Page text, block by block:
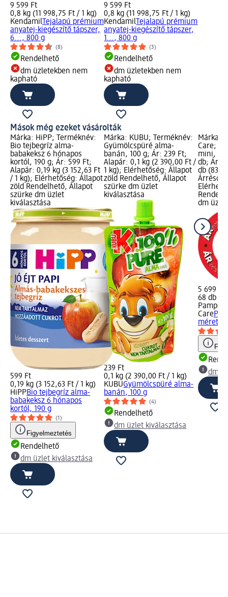
9 599 Ft
0,8 kg (11 998,75 Ft / 1 kg)
Kendamil Tejalapú prémium
anyatej-kiegészítő tápszer,
6..., 800 g
(8)
Rendelhető
dm üzletekben nem
kapható
9 599 Ft
0,8 kg (11 998,75 Ft / 1 kg)
Kendamil Tejalapú prémium
anyatej-kiegészítő tápszer,
1..., 800 g
(3)
Rendelhető
dm üzletekben nem
kapható
Mások még ezeket vásárolták
Márka: HiPP; Terméknév:
Bio tejbegríz alma-
babakeksz 6 hónapos
kortól, 190 g; Ár: 599 Ft;
Alapár: 0,19 kg (3 152,63 Ft
/ 1 kg); Elérhetőség: Állapot
zöld Rendelhető, Állapot
szürke dm üzlet
kiválasztása
599 Ft
0,19 kg (3 152,63 Ft / 1 kg)
HiPPBio tejbegríz alma-
babakeksz 6 hónapos
kortól, 190 g
(1)
Figyelmeztetés
Rendelhető
dm üzlet kiválasztása
Márka: KUBU; Terméknév:
Gyümölcspüré alma-
banán, 100 g; Ár: 239 Ft;
Alapár: 0,1 kg (2 390,00 Ft /
1 kg); Elérhetőség: Állapot
zöld Rendelhető, Állapot
szürke dm üzlet
kiválasztása
239 Ft
0,1 kg (2 390,00 Ft / 1 kg)
KUBUGyümölcspüré alma-
banán, 100 g
(4)
Rendelhető
dm üzlet kiválasztása
Márka:
Care;
mini, 2-
db; Ár:
db
dm
5 699 Ft
68 db
Care
méret,
dm